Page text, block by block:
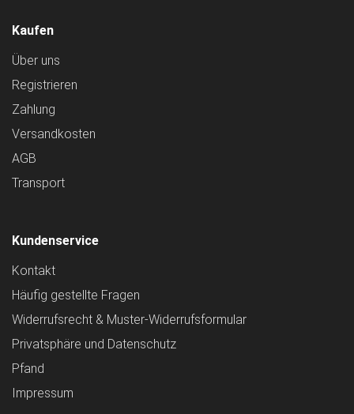
Kaufen
Über uns
Registrieren
Zahlung
Versandkosten
AGB
Transport
Kundenservice
Kontakt
Häufig gestellte Fragen
Widerrufsrecht & Muster-Widerrufsformular
Privatsphäre und Datenschutz
Pfand
Impressum